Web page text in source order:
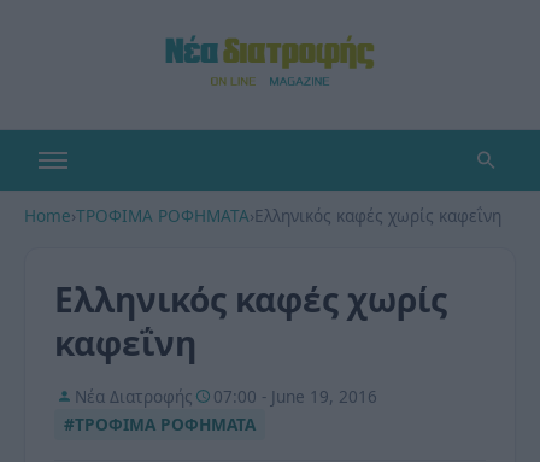
Home›ΤΡΟΦΙΜΑ ΡΟΦΗΜΑΤΑ›Ελληνικός καφές χωρίς καφεΐνη
Ελληνικός καφές χωρίς
καφεΐνη
Νέα Διατροφής
07:00 - June 19, 2016
#ΤΡΟΦΙΜΑ ΡΟΦΗΜΑΤΑ